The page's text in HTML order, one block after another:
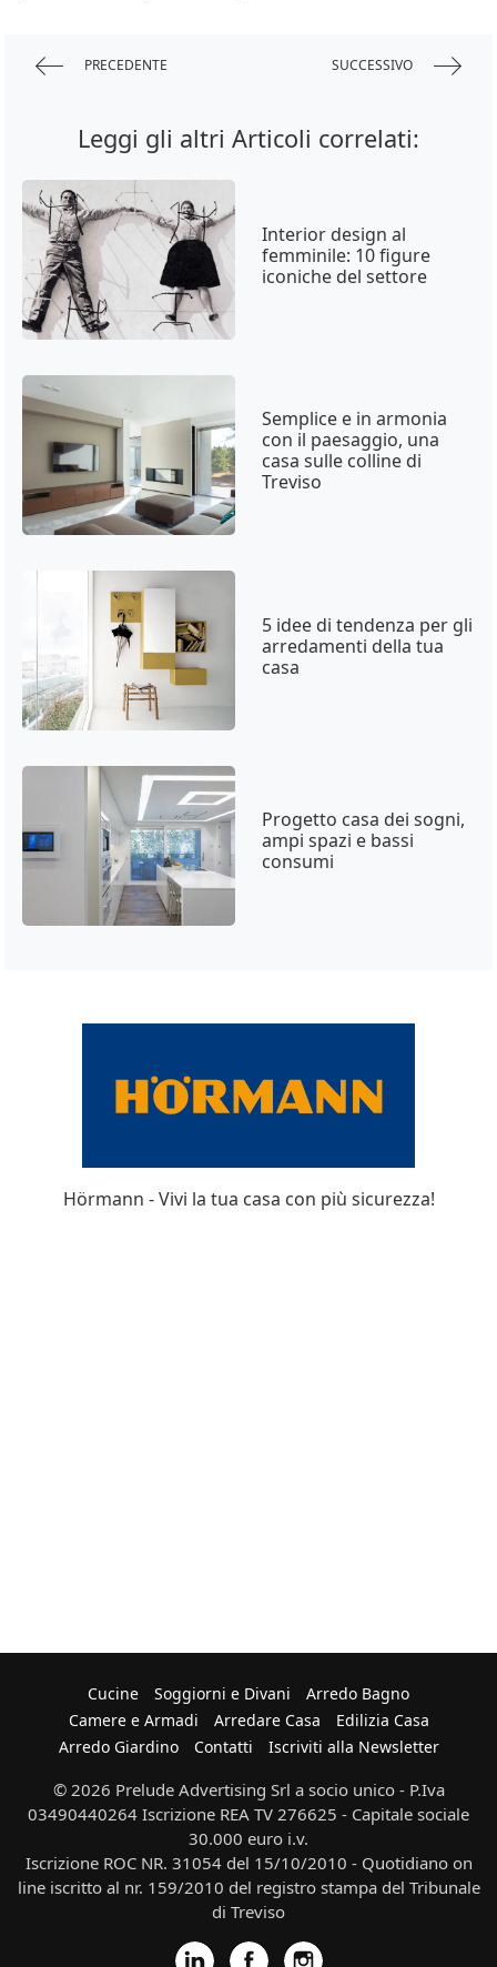
PRECEDENTE SUCCESSIVO
Leggi gli altri Articoli correlati:
Interior design al
femminile: 10 figure
iconiche del settore
Semplice e in armonia
con il paesaggio, una
casa sulle colline di
Treviso
5 idee di tendenza per gli
arredamenti della tua
casa
Progetto casa dei sogni,
ampi spazi e bassi
consumi
Hörmann - Vivi la tua casa con più sicurezza!
Cucine Soggiorni e Divani
Arredo Bagno
Camere e Armadi
Arredare Casa
Edilizia Casa
Arredo Giardino
Contatti Iscriviti alla Newsletter
© 2026 Prelude Advertising Srl a socio unico - P.Iva
03490440264 Iscrizione REA TV 276625 - Capitale sociale
30.000 euro i.v.
Iscrizione ROC NR. 31054 del 15/10/2010 - Quotidiano on
line iscritto al nr. 159/2010 del registro stampa del Tribunale
di Treviso